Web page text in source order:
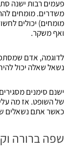
פעמים רבות ישנה
משדרים. מומחים
מומחים) יכולים
ואף משקר.
לדוגמה, אדם
נשאל שאלה יכול
ישנם סימנים
של השופט. אז מה
כאשר אתם נשאלים
שפה ברורה